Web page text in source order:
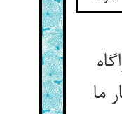
ما